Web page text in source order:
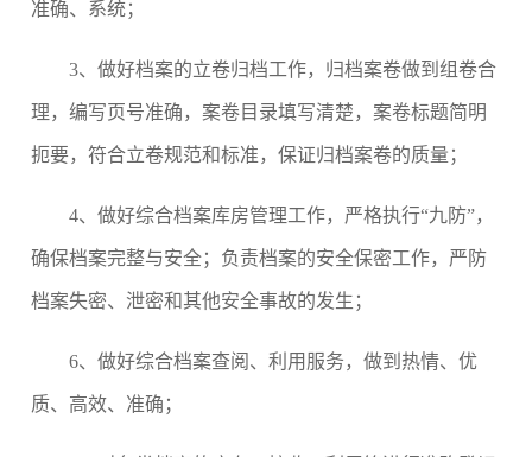
准确、系统；
3、做好档案的立卷归档工作，归档案卷做到组卷合
理，编写页号准确，案卷目录填写清楚，案卷标题简明
扼要，符合立卷规范和标准，保证归档案卷的质量；
4、做好综合档案库房管理工作，严格执行“九防”，
确保档案完整与安全；负责档案的安全保密工作，严防
档案失密、泄密和其他安全事故的发生；
6、做好综合档案查阅、利用服务，做到热情、优
质、高效、准确；